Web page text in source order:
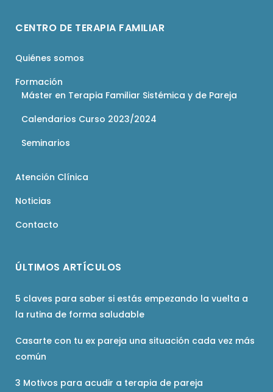
CENTRO DE TERAPIA FAMILIAR
Quiénes somos
Formación
Máster en Terapia Familiar Sistémica y de Pareja
Calendarios Curso 2023/2024
Seminarios
Atención Clínica
Noticias
Contacto
ÚLTIMOS ARTÍCULOS
5 claves para saber si estás empezando la vuelta a
la rutina de forma saludable
Casarte con tu ex pareja una situación cada vez más
común
3 Motivos para acudir a terapia de pareja